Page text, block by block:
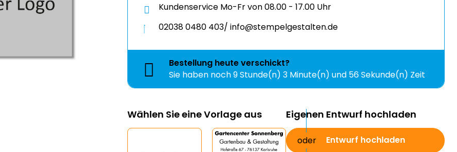
Kundenservice Mo-Fr von 08.00 - 17.00 Uhr
02038 0480 403/ info@stempelgestalten.de
Bestellung heuteverschickt?
Sie haben noch9 Stunde(n) 3 Minute(n) und 56 Sekunde(n) Zeit
Wählen Sie eine Vorlage aus Eigenen Entwurf hochladen
Entwurf hochladen